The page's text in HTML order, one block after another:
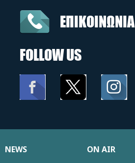
ΕΠΙΚΟΙΝΩΝΙΑ
FOLLOW US
NEWS ON AIR